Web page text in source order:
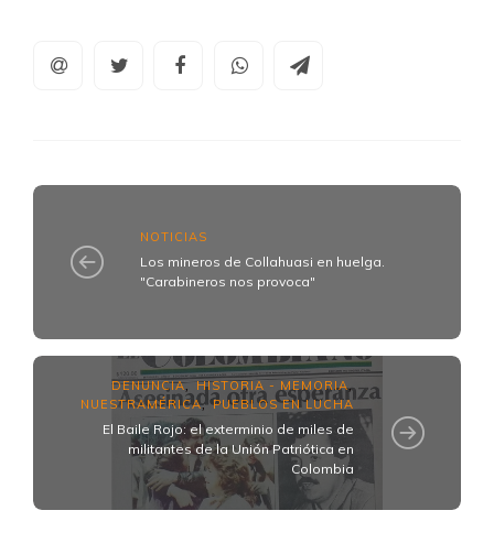
NOTICIAS
Los mineros de Collahuasi en huelga.
"Carabineros nos provoca"
DENUNCIA HISTORIA - MEMORIA,
NUESTRAMÉRICA,PUEBLOS EN LUCHA
El Baile Rojo: el exterminio de miles de
militantes de la Unión Patriótica en
Colombia